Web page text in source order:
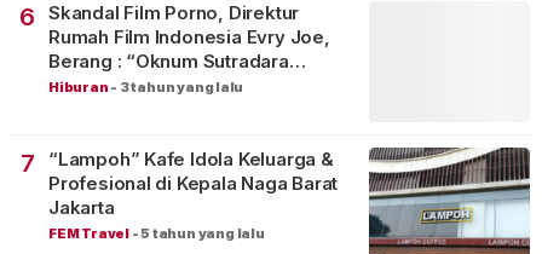
6
Skandal Film Porno, Direktur
Rumah Film Indonesia Evry Joe,
Berang : “Oknum Sutradara
Merusak Perfilman Indonesia”!
Hiburan - 3 tahun yang lalu
7
“Lampoh” Kafe Idola Keluarga &
Profesional di Kepala Naga Barat
Jakarta
FEM Travel -5 tahun yang lalu